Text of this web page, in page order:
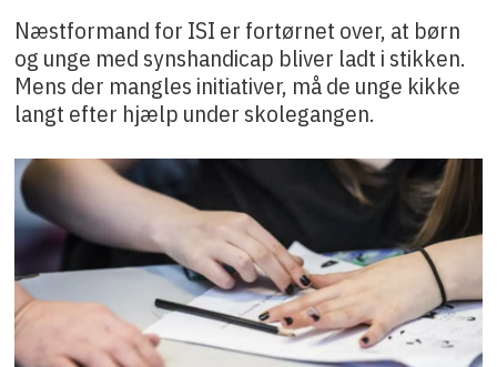
Næstformand for ISI er fortørnet over, at børn
og unge med synshandicap bliver ladt i stikken.
Mens der mangles initiativer, må de unge kikke
langt efter hjælp under skolegangen.